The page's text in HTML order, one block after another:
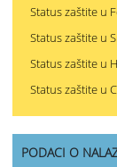
Status zaštite u
Status zaštite u
Status zaštite u
Status zaštite u
PODACI O